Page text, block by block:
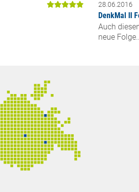
28.06.2016
DenkMal II
Auch
neue